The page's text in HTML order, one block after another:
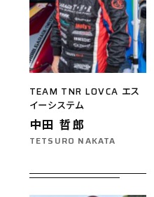
TEAM TNR LOVCA エス
イーシステム
中田 哲郎
TETSURO NAKATA